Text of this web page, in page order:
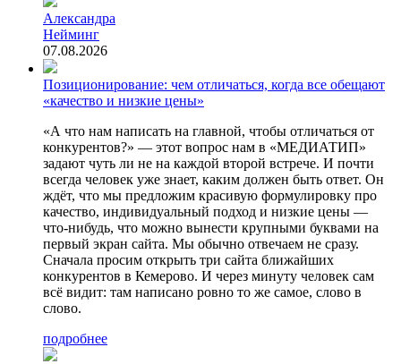
Александра
Нейминг
07.08.2026
Позиционирование: чем отличаться, когда все обещают
«качество и низкие цены»
«А что нам написать на главной, чтобы отличаться от
конкурентов?» — этот вопрос нам в «МЕДИАТИП»
задают чуть ли не на каждой второй встрече. И почти
всегда человек уже знает, каким должен быть ответ. Он
ждёт, что мы предложим красивую формулировку про
качество, индивидуальный подход и низкие цены —
что-нибудь, что можно вынести крупными буквами на
первый экран сайта. Мы обычно отвечаем не сразу.
Сначала просим открыть три сайта ближайших
конкурентов в Кемерово. И через минуту человек сам
всё видит: там написано ровно то же самое, слово в
слово.
подробнее